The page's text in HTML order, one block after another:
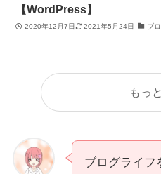
【WordPress】
2020年12月7日 2021年5月24日 ブ
もっ
ブログライフ